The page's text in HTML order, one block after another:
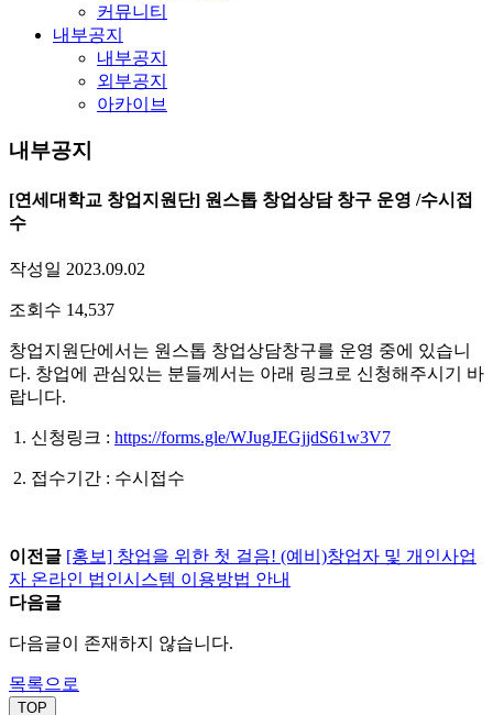
커뮤니티
내부공지
내부공지
외부공지
아카이브
내부공지
[연세대학교 창업지원단] 원스톱 창업상담 창구 운영 /수시접
수
작성일 2023.09.02
조회수 14,537
창업지원단에서는 원스톱 창업상담창구를 운영 중에 있습니
다. 창업에 관심있는 분들께서는 아래 링크로 신청해주시기 바
랍니다.
1. 신청링크 : https://forms.gle/WJugJEGjjdS61w3V7
2. 접수기간 : 수시접수
이전글 [홍보] 창업을 위한 첫 걸음! (예비)창업자 및 개인사업
자 온라인 법인시스템 이용방법 안내
다음글
다음글이 존재하지 않습니다.
목록으로
TOP